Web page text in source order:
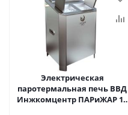
Электрическая
паротермальная печь ВВД
Инжкомцентр ПАРиЖАР 10